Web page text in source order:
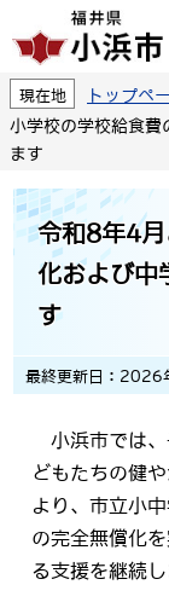
現在地 トップペ
小学校の学校給食費
ます
令和8年4
化および中
す
最終更新日：2026
小浜市では、
どもたちの健
より、市立小
の完全無償化
る支援を継続し